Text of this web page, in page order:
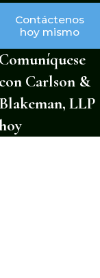
Contáctenos
hoy mismo
Comuníquese
con Carlson &
Blakeman, LLP